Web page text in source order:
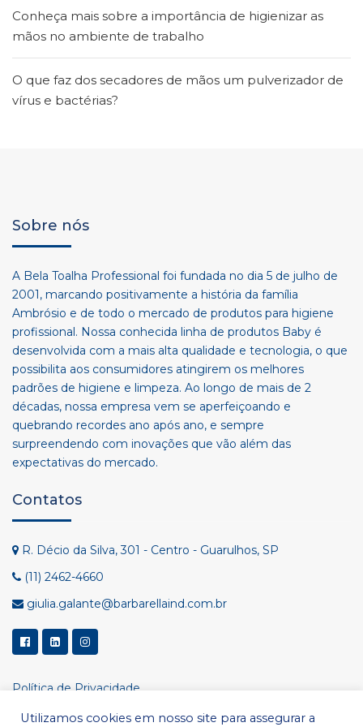
Conheça mais sobre a importância de higienizar as
mãos no ambiente de trabalho
O que faz dos secadores de mãos um pulverizador de
vírus e bactérias?
Sobre nós
A Bela Toalha Professional foi fundada no dia 5 de julho de
2001, marcando positivamente a história da família
Ambrósio e de todo o mercado de produtos para higiene
profissional. Nossa conhecida linha de produtos Baby é
desenvolvida com a mais alta qualidade e tecnologia, o que
possibilita aos consumidores atingirem os melhores
padrões de higiene e limpeza. Ao longo de mais de 2
décadas, nossa empresa vem se aperfeiçoando e
quebrando recordes ano após ano, e sempre
surpreendendo com inovações que vão além das
expectativas do mercado.
Contatos
R. Décio da Silva, 301 - Centro - Guarulhos, SP
(11) 2462-4660
giulia.galante@barbarellaind.com.br
Política de Privacidade
Utilizamos cookies em nosso site para assegurar a